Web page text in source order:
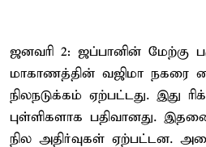
ஜனவரி 2: ஜப்பானின் மேற்கு
மாகாணத்தின் வஜிமா நகரை
நிலநடுக்கம் ஏற்பட்டது. இது
புள்ளிகளாக பதிவானது.
நில அதிர்வுகள் ஏற்பட்டன.